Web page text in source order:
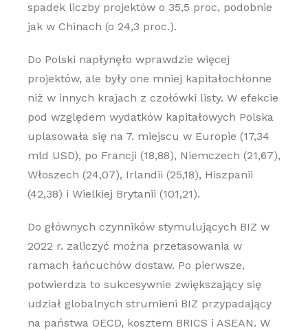
spadek liczby projektów o 35,5 proc, podobnie
jak w Chinach (o 24,3 proc.).
Do Polski napłynęło wprawdzie więcej
projektów, ale były one mniej kapitałochłonne
niż w innych krajach z czołówki listy. W efekcie
pod względem wydatków kapitałowych Polska
uplasowała się na 7. miejscu w Europie (17,34
mld USD), po Francji (18,88), Niemczech (21,67),
Włoszech (24,07), Irlandii (25,18), Hiszpanii
(42,38) i Wielkiej Brytanii (101,21).
Do głównych czynników stymulujących BIZ w
2022 r. zaliczyć można przetasowania w
ramach łańcuchów dostaw. Po pierwsze,
potwierdza to sukcesywnie zwiększający się
udział globalnych strumieni BIZ przypadający
na państwa OECD, kosztem BRICS i ASEAN. W